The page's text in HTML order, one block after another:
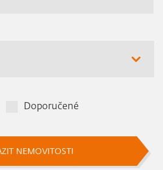
Doporučené
NEMOVITOSTI